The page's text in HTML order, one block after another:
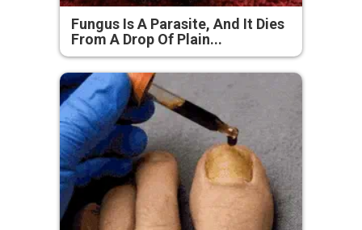
Fungus Is A Parasite, And It Dies
From A Drop Of Plain...